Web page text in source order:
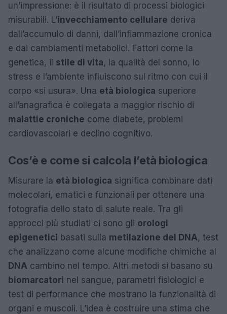
un’impressione: è il risultato di processi biologici
misurabili. L’invecchiamento cellulare deriva
dall’accumulo di danni, dall’infiammazione cronica
e dai cambiamenti metabolici. Fattori come la
genetica, il stile di vita, la qualità del sonno, lo
stress e l’ambiente influiscono sul ritmo con cui il
corpo «si usura». Una età biologica superiore
all’anagrafica è collegata a maggior rischio di
malattie croniche come diabete, problemi
cardiovascolari e declino cognitivo.
Cos’è e come si calcola l’età biologica
Misurare la età biologica significa combinare dati
molecolari, ematici e funzionali per ottenere una
fotografia dello stato di salute reale. Tra gli
approcci più studiati ci sono gli orologi
epigenetici basati sulla metilazione del DNA, test
che analizzano come alcune modifiche chimiche al
DNA cambino nel tempo. Altri metodi si basano su
biomarcatori nel sangue, parametri fisiologici e
test di performance che mostrano la funzionalità di
organi e muscoli. L’idea è costruire una stima che